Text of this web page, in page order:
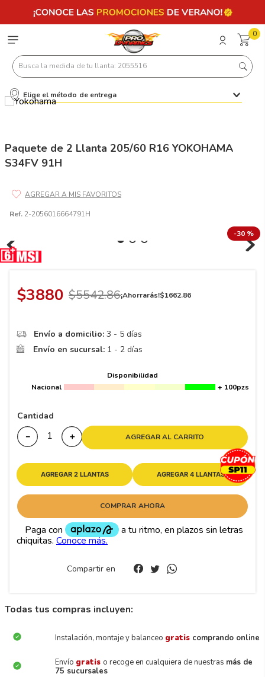
0
Busca la medida de tu llanta: 2055516
Elige el método de entrega
Paquete de 2 Llanta 205/60 R16 YOKOHAMA
S34FV 91H
Ref. 2-2056016664791H
-30 %
$3880 $5542.86¡Ahorrarás!$1662.86
Envío a domicilio: 3 - 5 días
Envío en sucursal: 1 - 2 días
Disponibilidad
Nacional
+ 100pzs
Cantidad
＋
－ AGREGAR AL CARRITO
AGREGAR 2 LLANTAS AGREGAR 4 LLANTAS
COMPRAR AHORA
Compartir en
Todas tus compras incluyen:
Instalación, montaje y balanceo gratis comprando online
Envío gratis o recoge en cualquiera de nuestras más de
75 sucursales
Términos más buscados
2
7 245